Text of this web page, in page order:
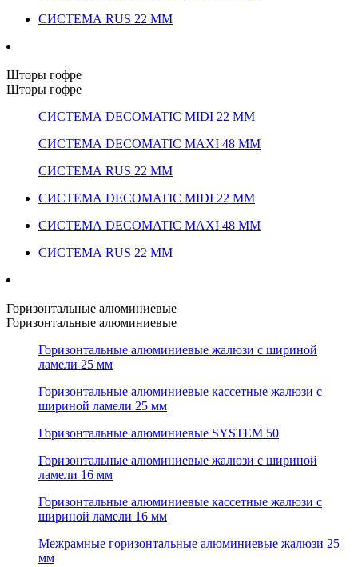
СИСТЕМА RUS 22 ММ
Шторы гофре
Шторы гофре
СИСТЕМА DECOMATIC MIDI 22 ММ
СИСТЕМА DECOMATIC MAXI 48 ММ
СИСТЕМА RUS 22 ММ
СИСТЕМА DECOMATIC MIDI 22 ММ
СИСТЕМА DECOMATIC MAXI 48 ММ
СИСТЕМА RUS 22 ММ
Горизонтальные алюминиевые
Горизонтальные алюминиевые
Горизонтальные алюминиевые жалюзи с шириной
ламели 25 мм
Горизонтальные алюминиевые кассетные жалюзи с
шириной ламели 25 мм
Горизонтальные алюминиевые SYSTEM 50
Горизонтальные алюминиевые жалюзи с шириной
ламели 16 мм
Горизонтальные алюминиевые кассетные жалюзи с
шириной ламели 16 мм
Межрамные горизонтальные алюминиевые жалюзи 25
мм